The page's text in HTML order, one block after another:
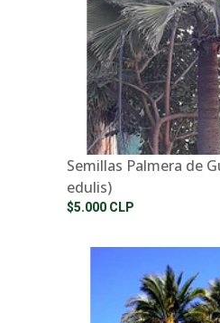
Semillas Palmera de
edulis)
$5.000 CLP